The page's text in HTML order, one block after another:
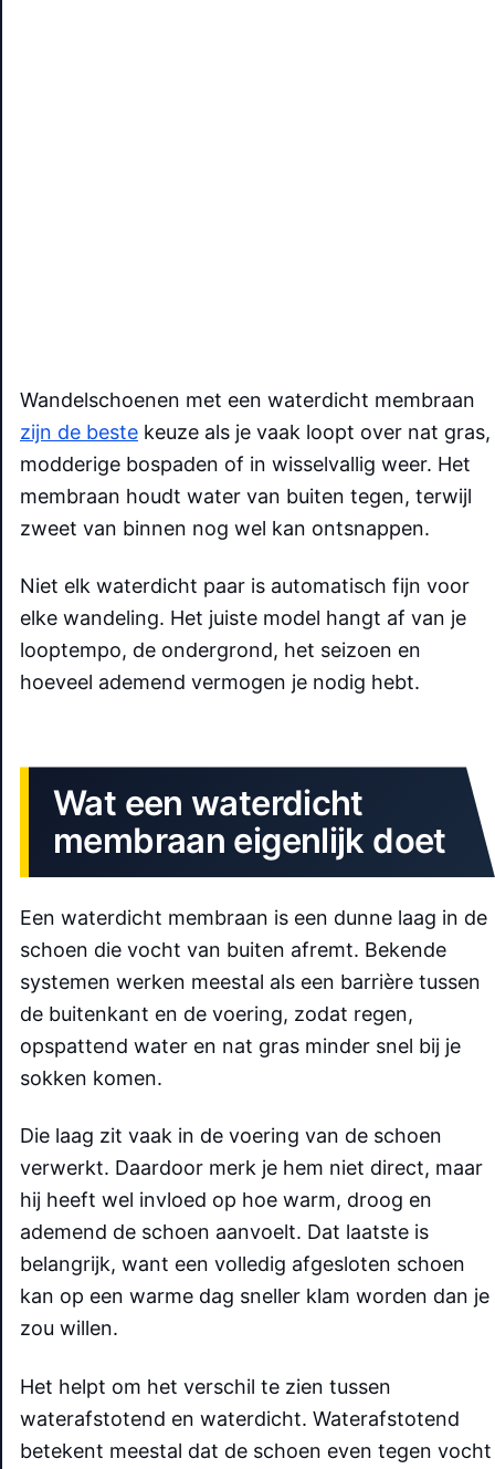
Wandelschoenen met een waterdicht membraan
zijn de beste keuze als je vaak loopt over nat gras,
modderige bospaden of in wisselvallig weer. Het
membraan houdt water van buiten tegen, terwijl
zweet van binnen nog wel kan ontsnappen.
Niet elk waterdicht paar is automatisch fijn voor
elke wandeling. Het juiste model hangt af van je
looptempo, de ondergrond, het seizoen en
hoeveel ademend vermogen je nodig hebt.
Wat een waterdicht
membraan eigenlijk doet
Een waterdicht membraan is een dunne laag in de
schoen die vocht van buiten afremt. Bekende
systemen werken meestal als een barrière tussen
de buitenkant en de voering, zodat regen,
opspattend water en nat gras minder snel bij je
sokken komen.
Die laag zit vaak in de voering van de schoen
verwerkt. Daardoor merk je hem niet direct, maar
hij heeft wel invloed op hoe warm, droog en
ademend de schoen aanvoelt. Dat laatste is
belangrijk, want een volledig afgesloten schoen
kan op een warme dag sneller klam worden dan je
zou willen.
Het helpt om het verschil te zien tussen
waterafstotend en waterdicht. Waterafstotend
betekent meestal dat de schoen even tegen vocht